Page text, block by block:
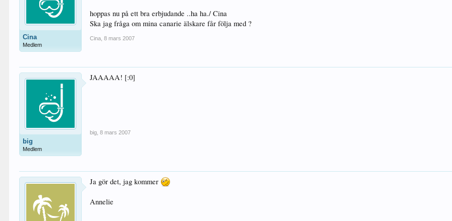
Cina
Medlem
hoppas nu på ett bra erbjudande ..ha ha./ Cina
Ska jag fråga om mina canarie älskare får följa med ?
Cina 8 mars 2007
big
Medlem
JAAAAA! [:0]
big 8 mars 2007
Ja gör det, jag kommer
Annelie